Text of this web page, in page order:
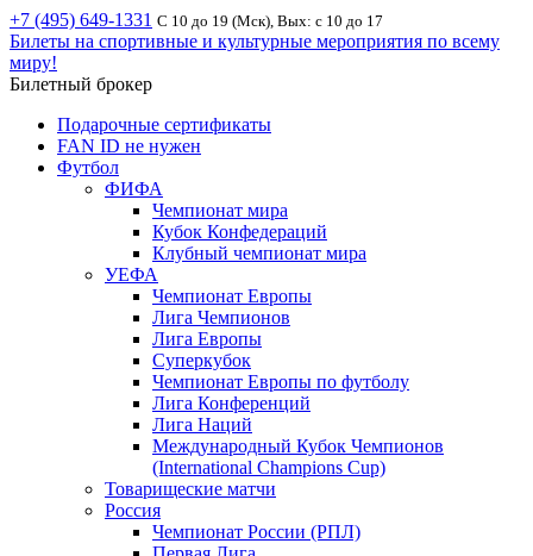
+7 (495) 649-1331 С 10 до 19 (Мск), Вых: с 10 до 17
Билеты на спортивные и культурные мероприятия по всему
миру!
Билетный брокер
Подарочные сертификаты
FAN ID не нужен
Футбол
ФИФА
Чемпионат мира
Кубок Конфедераций
Клубный чемпионат мира
УЕФА
Чемпионат Европы
Лига Чемпионов
Лига Европы
Суперкубок
Чемпионат Европы по футболу
Лига Конференций
Лига Наций
Международный Кубок Чемпионов
(International Champions Cup)
Товарищеские матчи
Россия
Чемпионат России (РПЛ)